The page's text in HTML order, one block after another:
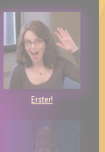
Erster!